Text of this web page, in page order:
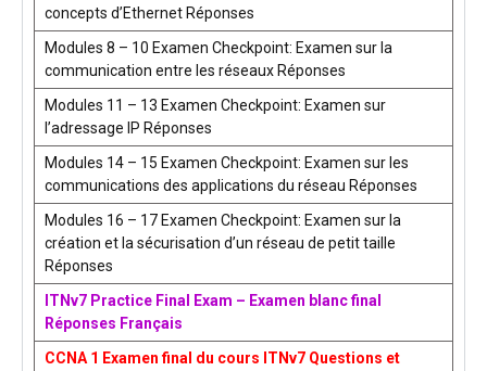
concepts d’Ethernet Réponses
Modules 8 – 10 Examen Checkpoint: Examen sur la
communication entre les réseaux Réponses
Modules 11 – 13 Examen Checkpoint: Examen sur
l’adressage IP Réponses
Modules 14 – 15 Examen Checkpoint: Examen sur les
communications des applications du réseau Réponses
Modules 16 – 17 Examen Checkpoint: Examen sur la
création et la sécurisation d’un réseau de petit taille
Réponses
ITNv7 Practice Final Exam – Examen blanc final
Réponses Français
CCNA 1 Examen final du cours ITNv7 Questions et